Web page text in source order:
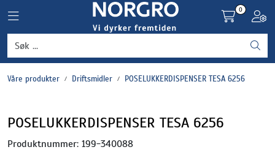
Toggle navigation
0
Våre produkter Driftsmidler POSELUKKERDISPENSER TESA 6256
POSELUKKERDISPENSER TESA 6256
Produktnummer: 199-340088
Grønnsaker
Settepotet og setteløk
Frukt og bær